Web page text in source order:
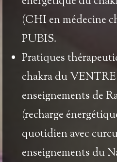
(CHI en médecine
PUBIS.
Pratiques
chakra du VENTRE
enseignements de
(recharge
quotidien avec
enseignements du